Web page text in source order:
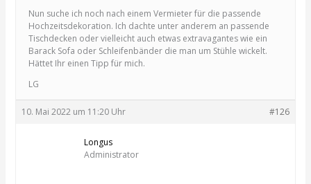
Nun suche ich noch nach einem Vermieter für die passende
Hochzeitsdekoration. Ich dachte unter anderem an passende
Tischdecken oder vielleicht auch etwas extravagantes wie ein
Barack Sofa oder Schleifenbänder die man um Stühle wickelt.
Hättet Ihr einen Tipp für mich.
LG
10. Mai 2022 um 11:20 Uhr #126
Longus
Administrator